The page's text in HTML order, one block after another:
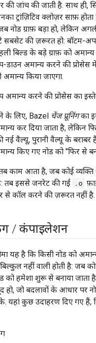
की जांच की जाती है. साथ ही,
ट्रांज़िटिव क्लोज़र साफ़
नोड ग्राफ़ बड़ा हो, लेकिन
सबसेट की ज़रूरत हो: बॉटम-
बिल्ड के बड़े ग्राफ़ को
डाउन अमान्य करने की प्रोसेस
अमान्य किया जाएगा.
अमान्य करने की प्रोसेस का
के लिए, Bazel चेंज प्रूनिंगका
कर दिया जाता है, लेकिन
वैल्यू, पुरानी वैल्यू के बराबर
किए गए नोड को "फिर से
काम आता है, जब कोई
तब इससे जनरेट की गई .o
से कॉल करने की ज़रूरत नहीं है.
/ कंपाइलेशन
यह है कि किसी नोड को
नहीं वाली होती है: जब
को हमेशा शुरू से बनाया जाता
हो, जो बदलावों के आधार पर
यहां कुछ उदाहरण दिए गए हैं,